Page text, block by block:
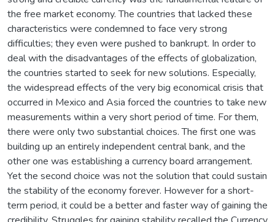
the free market economy. The countries that lacked these
characteristics were condemned to face very strong
difficulties; they even were pushed to bankrupt. In order to
deal with the disadvantages of the effects of globalization,
the countries started to seek for new solutions. Especially,
the widespread effects of the very big economical crisis that
occurred in Mexico and Asia forced the countries to take new
measurements within a very short period of time. For them,
there were only two substantial choices. The first one was
building up an entirely independent central bank, and the
other one was establishing a currency board arrangement.
Yet the second choice was not the solution that could sustain
the stability of the economy forever. However for a short-
term period, it could be a better and faster way of gaining the